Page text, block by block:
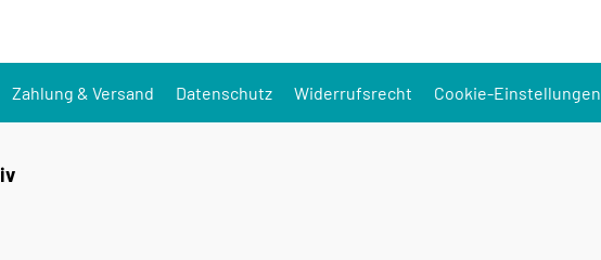
Zahlung & Versand Datenschutz Widerrufsrecht Cookie-Einstellungen